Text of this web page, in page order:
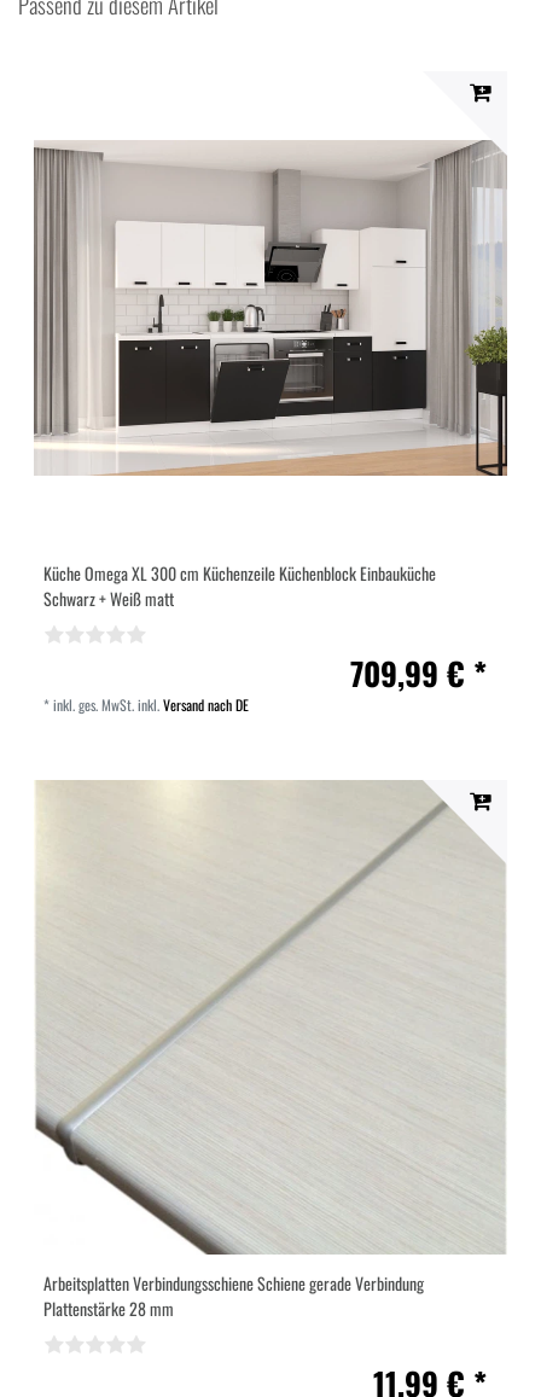
Küche Omega XL 300 cm Küchenzeile Küchenblock Einbauküche
Schwarz + Weiß matt
709,99 € *
*inkl. ges. MwSt.inkl.Versand nach DE
Arbeitsplatten Verbindungsschiene Schiene gerade Verbindung
Plattenstärke 28 mm
11,99 € *